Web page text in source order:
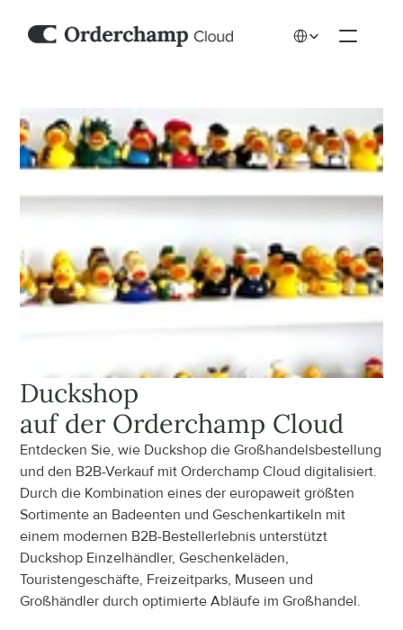
Duckshop
auf der Orderchamp Cloud
Entdecken Sie, wie Duckshop die Großhandelsbestellung
und den B2B-Verkauf mit Orderchamp Cloud digitalisiert.
Durch die Kombination eines der europaweit größten
Sortimente an Badeenten und Geschenkartikeln mit
einem modernen B2B-Bestellerlebnis unterstützt
Duckshop Einzelhändler, Geschenkeläden,
Touristengeschäfte, Freizeitparks, Museen und
Großhändler durch optimierte Abläufe im Großhandel.